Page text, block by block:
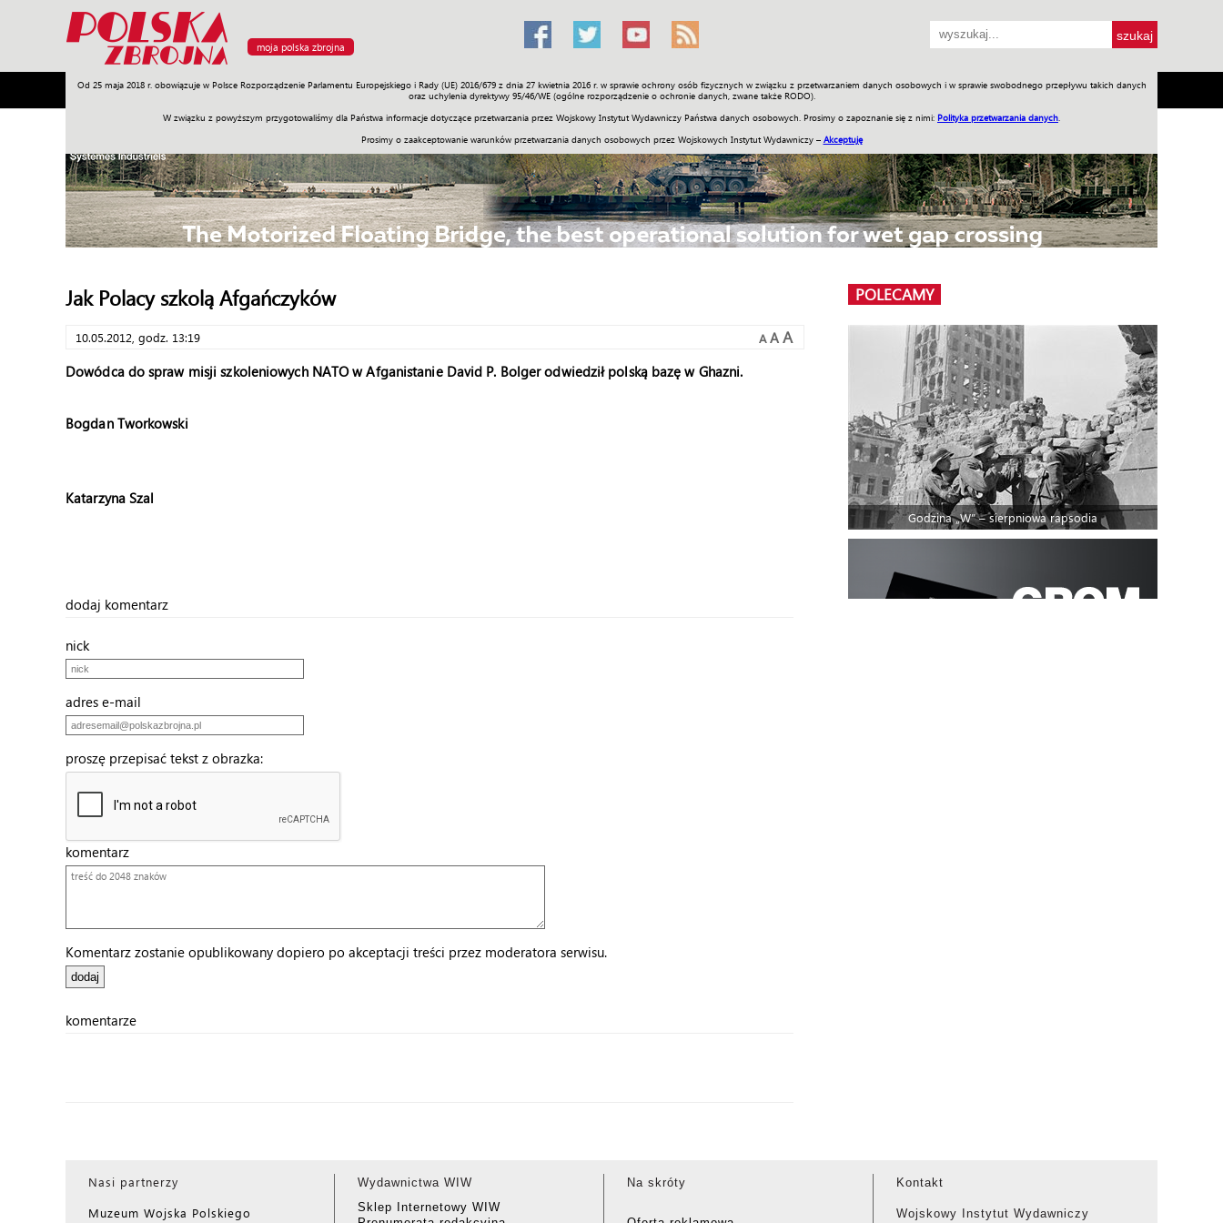
moja polska zbrojna
Od 25 maja 2018 r. obowiązuje w Polsce Rozporządzenie Parlamentu Europejskiego i Rady (UE) 2016/679 z dnia 27 kwietnia 2016 r. w sprawie ochrony osób fizycznych w związku z przetwarzaniem danych osobowych i w sprawie swobodnego przepływu takich danych
oraz uchylenia dyrektywy 95/46/WE (ogólne rozporządzenie o ochronie danych, zwane także RODO).
W związku z powyższym przygotowaliśmy dla Państwa informacje dotyczące przetwarzania przez Wojskowy Instytut Wydawniczy Państwa danych osobowych. Prosimy o zapoznanie się z nimi: Polityka przetwarzania danych
Prosimy o zaakceptowanie warunków przetwarzania danych osobowych przez Wojskowych Instytut Wydawniczy – Akceptuję
Armia Poligon Sprzęt Misje Polityka Prawo Świat Społeczność Sport Historia Galerie Wideo ENGLISH SKLEP Jednodniówki Praca w WIW
Jak Polacy szkolą Afgańczyków
10.05.2012, godz. 13:19 A A A
Dowódca do spraw misji szkoleniowych NATO w Afganistanie David P. Bolger odwiedził polską bazę w Ghazni.
Bogdan Tworkowski
Katarzyna Szal
dodaj komentarz
nick
adres e-mail
proszę przepisać tekst z obrazka:
komentarz
Komentarz zostanie opublikowany dopiero po akceptacji treści przez moderatora serwisu.
komentarze
POLECAMY
Godzina „W” – sierpniowa rapsodia
Nasi partnerzy
Muzeum Wojska Polskiego
Wydawnictwa WIW
Sklep Internetowy WIW
Na skróty Kontakt
Wojskowy Instytut Wydawniczy